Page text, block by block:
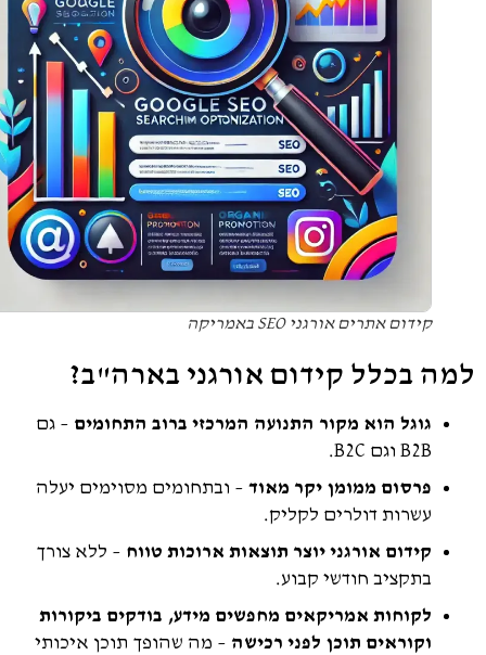
קידום אתרים אורגני SEO באמריקה
בכלל קידום אורגני בארה"ב?
גוגל הוא מקור התנועה המרכזי ברוב התחומים– גם
פרסום ממומן יקר מאוד– ובתחומים מסוימים יעלה
עשרות דולרים לקליק.
קידום אורגני יוצר תוצאות ארוכות טווח– ללא צורך
בתקציב חודשי קבוע.
לקוחות אמריקאים מחפשים מידע, בודקים ביקורות
וקוראים תוכן לפני רכישה– מה שהופך תוכן איכותי